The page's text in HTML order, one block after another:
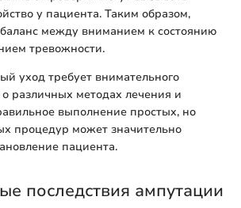
у пациента. Таким образом,
между вниманием к состоянию
тревожности.
уход требует внимательного
различных методах лечения и
выполнение простых, но
процедур может значительно
пациента.
последствия ампутации